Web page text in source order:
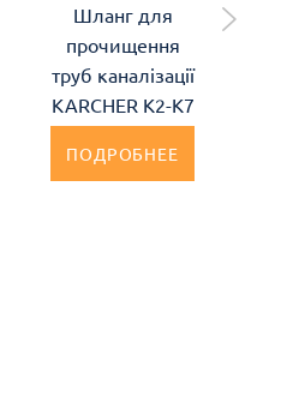
Шланг для
прочищення
труб каналізації
KARCHER K2-K7
ПОДРОБНЕЕ